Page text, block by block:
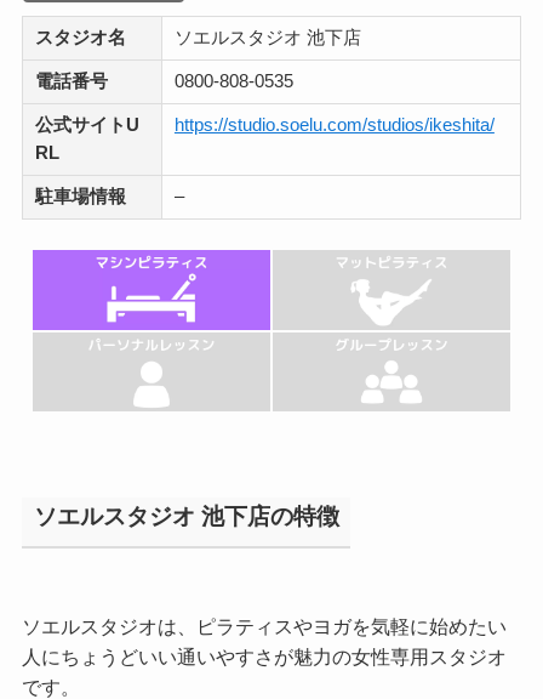
スタジオ名 ソエルスタジオ 池下店
電話番号 0800-808-0535
公式サイトU
RL
https://studio.soelu.com/studios/ikeshita/
駐車場情報 –
ソエルスタジオ 池下店の特徴
ソエルスタジオは、ピラティスやヨガを気軽に始めたい
人にちょうどいい通いやすさが魅力の女性専用スタジオ
です。